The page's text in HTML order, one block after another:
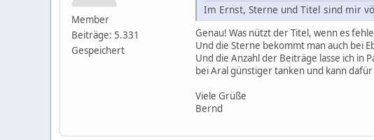
Member
Beiträge: 5.331
Gespeichert
Im Ernst, Sterne und Titel sind mir
Genau! Was nützt der Titel, wenn es
Und die Sterne bekommt man auch bei
Und die Anzahl der Beiträge lasse ich in
bei Aral günstiger tanken und kann
Viele Grüße
Bernd